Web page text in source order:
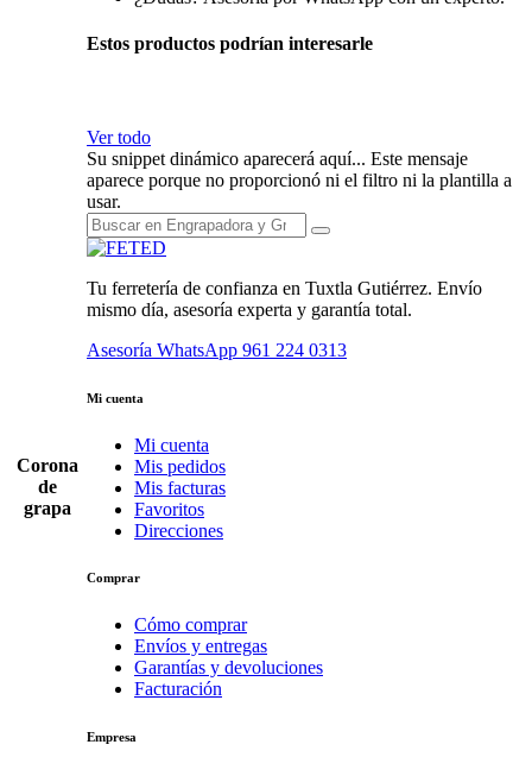
Corona
de
grapa
Estos productos podrían interesarle
Ver todo
Su snippet dinámico aparecerá aquí... Este mensaje
aparece porque no proporcionó ni el filtro ni la plantilla a
usar.
Tu ferretería de confianza en Tuxtla Gutiérrez. Envío
mismo día, asesoría experta y garantía total.
Asesoría WhatsApp 961 224 0313
Mi cuenta
Mi cuenta
Mis pedidos
Mis facturas
Favoritos
Direcciones
Comprar
Cómo comprar
Envíos y entregas
Garantías y devoluciones
Facturación
Empresa